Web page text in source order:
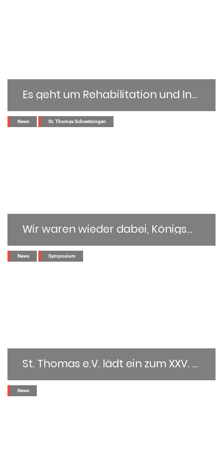
Es geht um Rehabilitation und Integration
...
News St. Thomas Schwetzingen
Wir waren wieder dabei, Königswege Charity Run 2025 Oftersheim
...
News Symposium
St. Thomas e.V. lädt ein zum XXV. Heidelberger Symposium für Sozialpsychiatrie
...
News